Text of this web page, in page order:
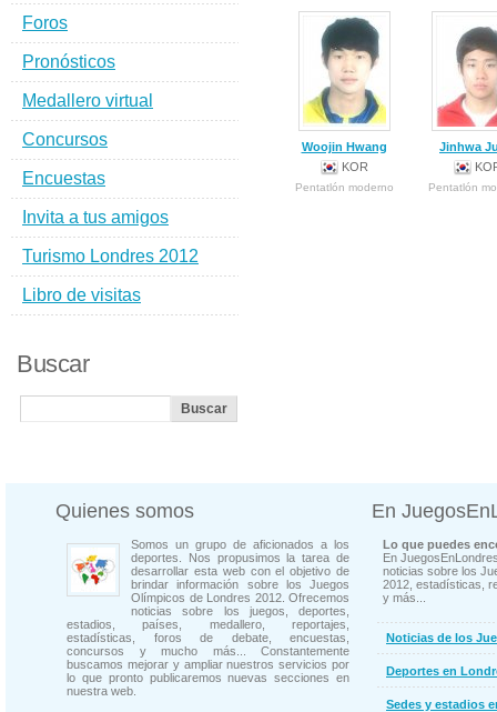
Woojin Hwang
KOR
Pentatlón moderno
Jinhwa
Pentatlón
Foros
Pronósticos
Medallero virtual
Concursos
Encuestas
Invita a tus amigos
Turismo Londres 2012
Libro de visitas
Buscar
Quienes somos
Somos un grupo de aficionados a los
deportes. Nos propusimos la tarea de
desarrollar esta web con el objetivo de
brindar información sobre los Juegos
Olímpicos de Londres 2012. Ofrecemos
noticias sobre los juegos, deportes,
estadios, países, medallero, reportajes,
estadísticas, foros de debate, encuestas,
concursos y mucho más... Constantemente
buscamos mejorar y ampliar nuestros servicios por
lo que pronto publicaremos nuevas secciones en
nuestra web.
En
Lo que puedes
En
noticias sobre los
2012, estadísticas,
y más...
Noticias de los
Deportes en
Sedes y estadios